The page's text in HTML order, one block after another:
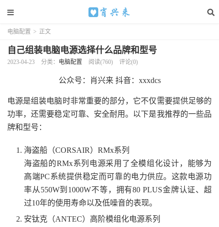
电脑配置 > 正文
自己组装电脑电源选择什么品牌和型号
2023-04-23 分类： 电脑配置 阅读(760) 评论(0)
公众号：肖兴来 抖音：xxxdcs
电源是组装电脑时非常重要的部分，它不仅需要提供足够的
功率，还需要稳定可靠、安全耐用。以下是我推荐的一些品
牌和型号：
海盗船（CORSAIR）RMx系列
海盗船的RMx系列电源采用了全模组化设计，能够为
高端PC系统提供稳定而可靠的电力供应。这款电源功
率从550W到1000W不等，拥有80 PLUS金牌认证、超
过10年的使用寿命以及低噪音的表现。
安钛克（ANTEC）高阶模组化电源系列